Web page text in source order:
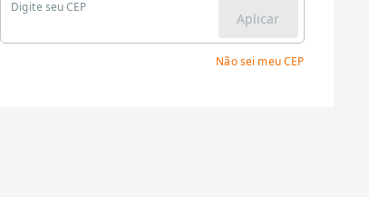
Digite seu CEP
Aplicar
Não sei meu CEP